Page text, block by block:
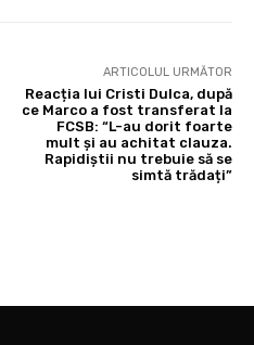
ARTICOLUL URMĂTOR
Reacția lui Cristi Dulca, după
ce Marco a fost transferat la
FCSB: “L-au dorit foarte
mult și au achitat clauza.
Rapidiștii nu trebuie să se
simtă trădați”